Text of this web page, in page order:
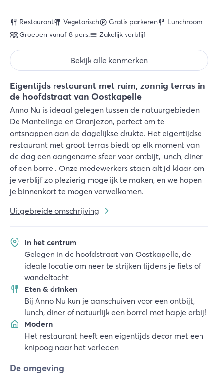
Eigentijds restaurant met ruim, zonnig terras in
de hoofdstraat van Oostkapelle
Anno Nu is ideaal gelegen tussen de natuurgebieden
De Mantelinge en Oranjezon, perfect om te
ontsnappen aan de dagelijkse drukte. Het eigentijdse
restaurant met groot terras biedt op elk moment van
de dag een aangename sfeer voor ontbijt, lunch, diner
of een borrel. Onze medewerkers staan altijd klaar om
je verblijf zo plezierig mogelijk te maken, en we hopen
je binnenkort te mogen verwelkomen.
Uitgebreide omschrijving
In het centrum
Gelegen in de hoofdstraat van Oostkapelle, de
ideale locatie om neer te strijken tijdens je fiets of
wandeltocht
Eten & drinken
Bij Anno Nu kun je aanschuiven voor een ontbijt,
lunch, diner of natuurlijk een borrel met hapje erbij!
Modern
Het restaurant heeft een eigentijds decor met een
knipoog naar het verleden
Restaurant Vegetarisch Gratis parkeren
Lunchroom
Groepen vanaf 8 pers.
Zakelijk verblijf
Bekijk alle kenmerken
De omgeving